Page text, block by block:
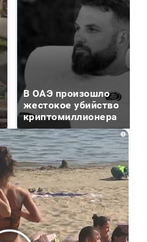
В ОАЭ произошло
жестокое убийство
криптомиллионера
i